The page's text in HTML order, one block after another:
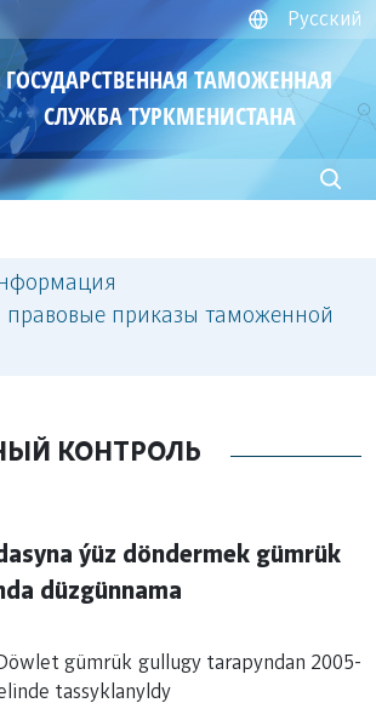
Русский
ГОСУДАРСТВЕННАЯ ТАМОЖЕННАЯ
СЛУЖБА ТУРКМЕНИСТАНА
правовые приказы таможенной
КОНТРОЛЬ
ýüz döndermek gümrük
düzgünnama
gümrük gullugy tarapyndan 2005-
tassyklanyldy